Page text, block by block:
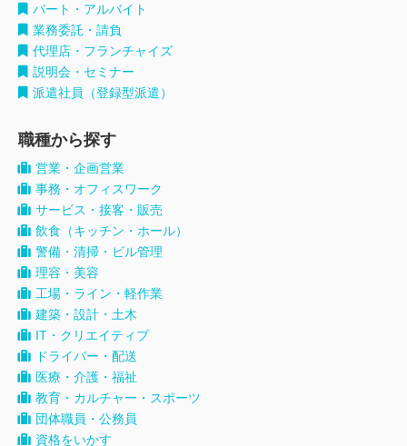
パート・アルバイト
業務委託・請負
代理店・フランチャイズ
説明会・セミナー
派遣社員（登録型派遣）
職種から探す
営業・企画営業
事務・オフィスワーク
サービス・接客・販売
飲食（キッチン・ホール）
警備・清掃・ビル管理
理容・美容
工場・ライン・軽作業
建築・設計・土木
IT・クリエイティブ
ドライバー・配送
医療・介護・福祉
教育・カルチャー・スポーツ
団体職員・公務員
資格をいかす